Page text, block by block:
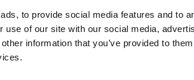
to provide social media features and to
of our site with our social media,
information that you’ve provided to